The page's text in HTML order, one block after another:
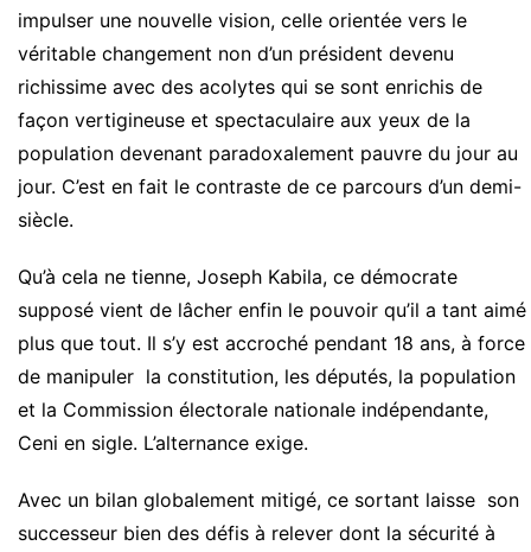
impulser une nouvelle vision, celle orientée vers le
véritable changement non d’un président devenu
richissime avec des acolytes qui se sont enrichis de
façon vertigineuse et spectaculaire aux yeux de la
population devenant paradoxalement pauvre du jour au
jour. C’est en fait le contraste de ce parcours d’un demi-
siècle.
Qu’à cela ne tienne, Joseph Kabila, ce démocrate
supposé vient de lâcher enfin le pouvoir qu’il a tant aimé
plus que tout. Il s’y est accroché pendant 18 ans, à force
de manipuler la constitution, les députés, la population
et la Commission électorale nationale indépendante,
Ceni en sigle. L’alternance exige.
Avec un bilan globalement mitigé, ce sortant laisse son
successeur bien des défis à relever dont la sécurité à